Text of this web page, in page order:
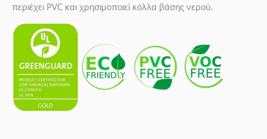
περιέχει PVC και χρησιμοποιεί κόλλα βάσης νερού.